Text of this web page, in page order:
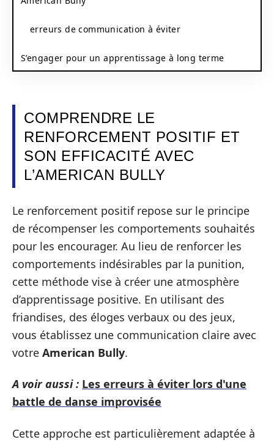
erreurs de communication à éviter
S’engager pour un apprentissage à long terme
COMPRENDRE LE
RENFORCEMENT POSITIF ET
SON EFFICACITÉ AVEC
L’AMERICAN BULLY
Le renforcement positif repose sur le principe
de récompenser les comportements souhaités
pour les encourager. Au lieu de renforcer les
comportements indésirables par la punition,
cette méthode vise à créer une atmosphère
d’apprentissage positive. En utilisant des
friandises, des éloges verbaux ou des jeux,
vous établissez une communication claire avec
votre American Bully.
A voir aussi : Les erreurs à éviter lors d'une
battle de danse improvisée
Cette approche est particulièrement adaptée à